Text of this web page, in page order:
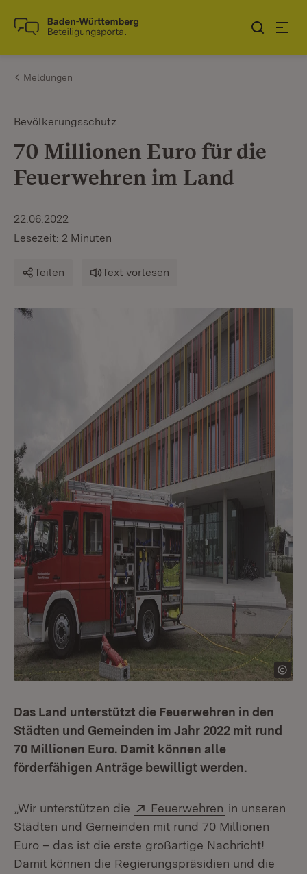
Zum Inhalt springen
Link zur Startseite
Meldungen
Bevölkerungsschutz
70 Millionen Euro für die
Feuerwehren im Land
22.06.2022
Lesezeit: 2 Minuten
Teilen Text vorlesen
Das Land unterstützt die Feuerwehren in den
Städten und Gemeinden im Jahr 2022 mit rund
70 Millionen Euro. Damit können alle
förderfähigen Anträge bewilligt werden.
„Wir unterstützen die Extern:
Feuerwehren (Öffnet in
in unseren
Städten und Gemeinden mit rund 70 Millionen
Euro – das ist die erste großartige Nachricht!
Damit können die Regierungspräsidien und die